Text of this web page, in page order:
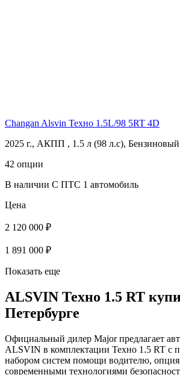
Changan Alsvin Техно 1.5L/98 5RT 4D
2025 г., АКПП , 1.5 л (98 л.с),
42 опции
В наличии С ПТС 1 автомобиль
Цена
2 120 000 ₽
1 891 000 ₽
Показать еще
ALSVIN Техно 1.5 RT
Петербурге
Официальный дилер Major предлагает
ALSVIN в комплектации Техно 1.5 RT с
набором систем помощи водителю,
современными технологиями